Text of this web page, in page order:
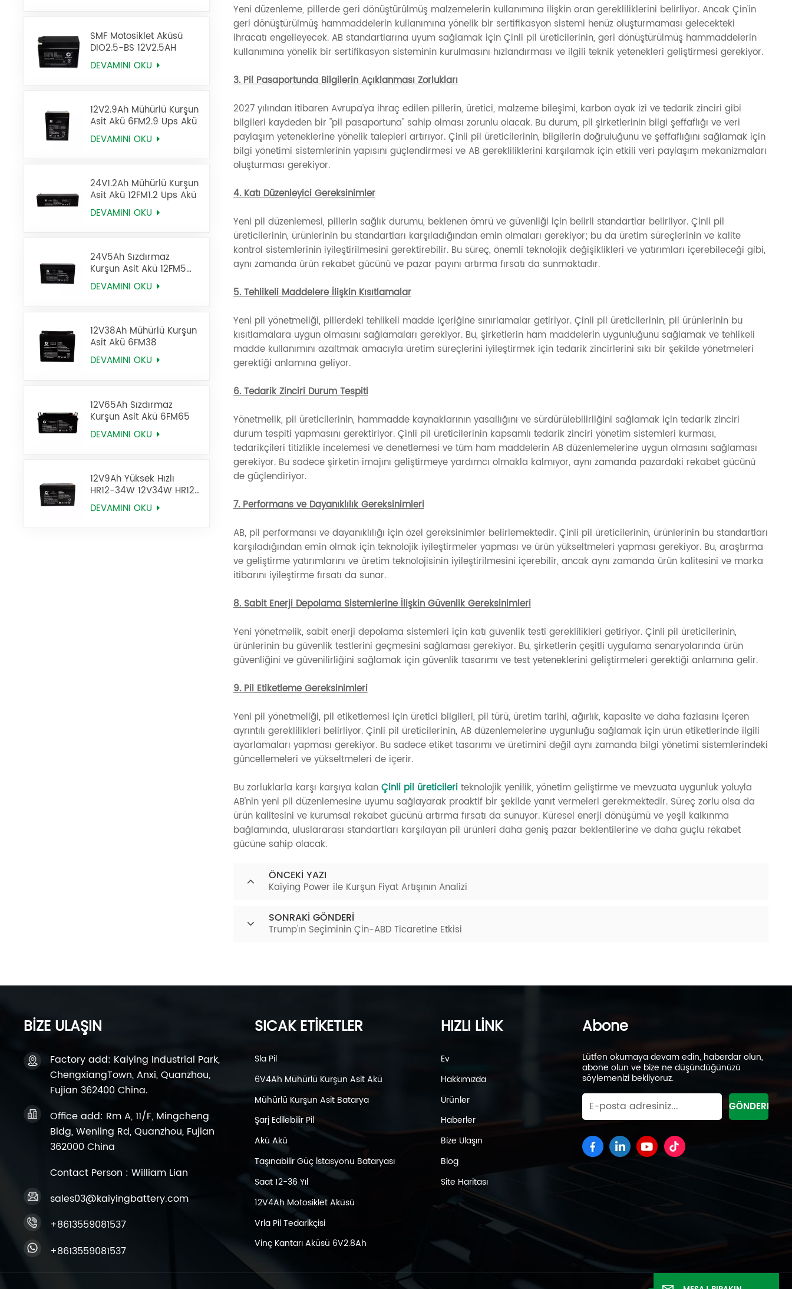
SMF Motosiklet Aküsü
DIO2.5-BS 12V2.5AH
DEVAMINI OKU
12V2.9Ah Mühürlü Kurşun
Asit Akü 6FM2.9 Ups Akü
DEVAMINI OKU
24V1.2Ah Mühürlü Kurşun
Asit Akü 12FM1.2 Ups Akü
DEVAMINI OKU
24V5Ah Sızdırmaz
Kurşun Asit Akü 12FM5
UPS Aküsü
DEVAMINI OKU
12V38Ah Mühürlü Kurşun
Asit Akü 6FM38
DEVAMINI OKU
12V65Ah Sızdırmaz
Kurşun Asit Akü 6FM65
DEVAMINI OKU
12V9Ah Yüksek Hızlı
HR12-34W 12V34W HR12-
9 Sla AGM Batarya
DEVAMINI OKU
Yeni düzenleme, pillerde geri dönüştürülmüş malzemelerin kullanımına ilişkin oran gerekliliklerini belirliyor. Ancak Çin'in
geri dönüştürülmüş hammaddelerin kullanımına yönelik bir sertifikasyon sistemi henüz oluşturmaması gelecekteki
ihracatı engelleyecek. AB standartlarına uyum sağlamak için Çinli pil üreticilerinin, geri dönüştürülmüş hammaddelerin
kullanımına yönelik bir sertifikasyon sisteminin kurulmasını hızlandırması ve ilgili teknik yetenekleri geliştirmesi gerekiyor.
3. Pil Pasaportunda Bilgilerin Açıklanması Zorlukları
2027 yılından itibaren Avrupa'ya ihraç edilen pillerin, üretici, malzeme bileşimi, karbon ayak izi ve tedarik zinciri gibi
bilgileri kaydeden bir "pil pasaportuna" sahip olması zorunlu olacak. Bu durum, pil şirketlerinin bilgi şeffaflığı ve veri
paylaşım yeteneklerine yönelik talepleri artırıyor. Çinli pil üreticilerinin, bilgilerin doğruluğunu ve şeffaflığını sağlamak için
bilgi yönetimi sistemlerinin yapısını güçlendirmesi ve AB gerekliliklerini karşılamak için etkili veri paylaşım mekanizmaları
oluşturması gerekiyor.
4. Katı Düzenleyici Gereksinimler
Yeni pil düzenlemesi, pillerin sağlık durumu, beklenen ömrü ve güvenliği için belirli standartlar belirliyor. Çinli pil
üreticilerinin, ürünlerinin bu standartları karşıladığından emin olmaları gerekiyor; bu da üretim süreçlerinin ve kalite
kontrol sistemlerinin iyileştirilmesini gerektirebilir. Bu süreç, önemli teknolojik değişiklikleri ve yatırımları içerebileceği gibi,
aynı zamanda ürün rekabet gücünü ve pazar payını artırma fırsatı da sunmaktadır.
5. Tehlikeli Maddelere İlişkin Kısıtlamalar
Yeni pil yönetmeliği, pillerdeki tehlikeli madde içeriğine sınırlamalar getiriyor. Çinli pil üreticilerinin, pil ürünlerinin bu
kısıtlamalara uygun olmasını sağlamaları gerekiyor. Bu, şirketlerin ham maddelerin uygunluğunu sağlamak ve tehlikeli
madde kullanımını azaltmak amacıyla üretim süreçlerini iyileştirmek için tedarik zincirlerini sıkı bir şekilde yönetmeleri
gerektiği anlamına geliyor.
6. Tedarik Zinciri Durum Tespiti
Yönetmelik, pil üreticilerinin, hammadde kaynaklarının yasallığını ve sürdürülebilirliğini sağlamak için tedarik zinciri
durum tespiti yapmasını gerektiriyor. Çinli pil üreticilerinin kapsamlı tedarik zinciri yönetim sistemleri kurması,
tedarikçileri titizlikle incelemesi ve denetlemesi ve tüm ham maddelerin AB düzenlemelerine uygun olmasını sağlaması
gerekiyor. Bu sadece şirketin imajını geliştirmeye yardımcı olmakla kalmıyor, aynı zamanda pazardaki rekabet gücünü
de güçlendiriyor.
7. Performans ve Dayanıklılık Gereksinimleri
AB, pil performansı ve dayanıklılığı için özel gereksinimler belirlemektedir. Çinli pil üreticilerinin, ürünlerinin bu standartları
karşıladığından emin olmak için teknolojik iyileştirmeler yapması ve ürün yükseltmeleri yapması gerekiyor. Bu, araştırma
ve geliştirme yatırımlarını ve üretim teknolojisinin iyileştirilmesini içerebilir, ancak aynı zamanda ürün kalitesini ve marka
itibarını iyileştirme fırsatı da sunar.
8. Sabit Enerji Depolama Sistemlerine İlişkin Güvenlik Gereksinimleri
Yeni yönetmelik, sabit enerji depolama sistemleri için katı güvenlik testi gereklilikleri getiriyor. Çinli pil üreticilerinin,
ürünlerinin bu güvenlik testlerini geçmesini sağlaması gerekiyor. Bu, şirketlerin çeşitli uygulama senaryolarında ürün
güvenliğini ve güvenilirliğini sağlamak için güvenlik tasarımı ve test yeteneklerini geliştirmeleri gerektiği anlamına gelir.
9. Pil Etiketleme Gereksinimleri
Yeni pil yönetmeliği, pil etiketlemesi için üretici bilgileri, pil türü, üretim tarihi, ağırlık, kapasite ve daha fazlasını içeren
ayrıntılı gereklilikleri belirliyor. Çinli pil üreticilerinin, AB düzenlemelerine uygunluğu sağlamak için ürün etiketlerinde ilgili
ayarlamaları yapması gerekiyor. Bu sadece etiket tasarımı ve üretimini değil aynı zamanda bilgi yönetimi sistemlerindeki
güncellemeleri ve yükseltmeleri de içerir.
Bu zorluklarla karşı karşıya kalan Çinli pil üreticileriteknolojik yenilik, yönetim geliştirme ve mevzuata uygunluk yoluyla
AB'nin yeni pil düzenlemesine uyumu sağlayarak proaktif bir şekilde yanıt vermeleri gerekmektedir. Süreç zorlu olsa da
ürün kalitesini ve kurumsal rekabet gücünü artırma fırsatı da sunuyor. Küresel enerji dönüşümü ve yeşil kalkınma
bağlamında, uluslararası standartları karşılayan pil ürünleri daha geniş pazar beklentilerine ve daha güçlü rekabet
gücüne sahip olacak.
ÖNCEKI YAZI
Kaiying Power ile Kurşun Fiyat Artışının Analizi
SONRAKI GÖNDERI
Trump'ın Seçiminin Çin-ABD Ticaretine Etkisi
BİZE ULAŞIN
Factory add: Kaiying Industrial Park,
ChengxiangTown, Anxi, Quanzhou,
Fujian 362400 China.
Office add: Rm A, 11/F, Mingcheng
Bldg, Wenling Rd, Quanzhou, Fujian
362000 China
Contact Person : William Lian
sales03@kaiyingbattery.com
+8613559081537
+8613559081537
SICAK ETİKETLER
Sla Pil
6V4Ah Mühürlü Kurşun Asit Akü
Mühürlü Kurşun Asit Batarya
Şarj Edilebilir Pil
Akü Akü
Taşınabilir Güç İstasyonu Bataryası
Saat 12-36 Yıl
12V4Ah Motosiklet Aküsü
Vrla Pil Tedarikçisi
Vinç Kantarı Aküsü 6V2.8Ah
HIZLI LİNK
Ev
Hakkımızda
Ürünler
Haberler
Bize Ulaşın
Blog
Site Haritası
Abone
Lütfen okumaya devam edin, haberdar olun,
abone olun ve bize ne düşündüğünüzü
söylemenizi bekliyoruz.